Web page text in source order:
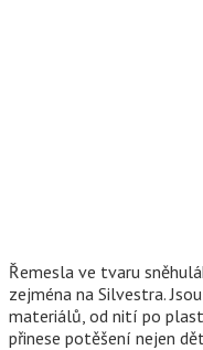
Řemesla ve tvaru
zejména na Silvestra.
materiálů, od nití po
přinese potěšení nejen